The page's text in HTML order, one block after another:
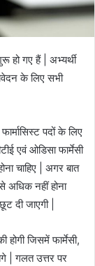
हो गए हैं | अभ्यर्थी
के लिए सभी
पदों के लिए
एवं ओडिसा फार्मेसी
चाहिए | अगर बात
अधिक नहीं होना
दी जाएगी |
होगी जिसमें फार्मेसी,
| गलत उत्तर पर